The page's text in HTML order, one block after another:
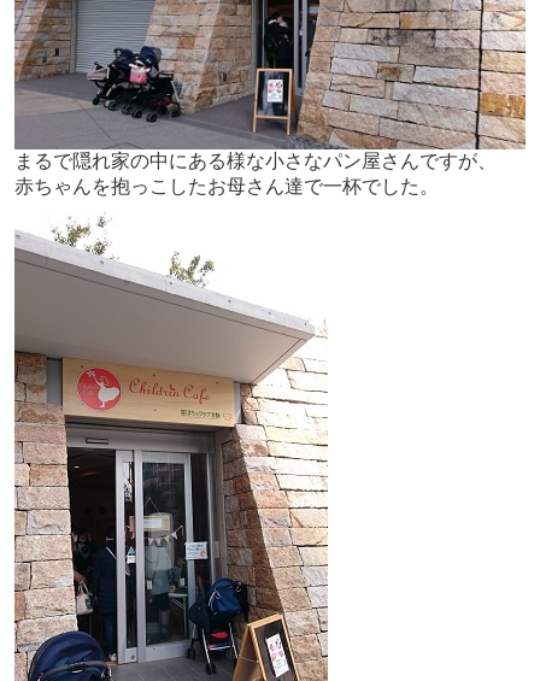
まるで隠れ家の中にある様な小さなパン屋さんですが、
赤ちゃんを抱っこしたお母さん達で一杯でした。